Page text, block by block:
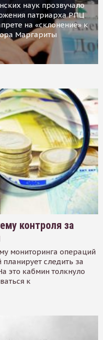
наук прозвучало
патриарха РПЦ
на «склонение» к
Маргариты
контроля за
мониторинга операций
следить за
это кабмин толкнуло
к